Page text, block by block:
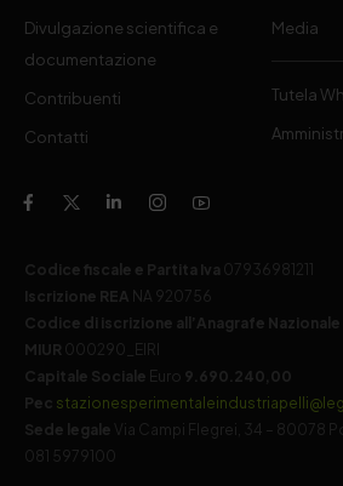
Divulgazione scientifica e
documentazione
Contribuenti
Contatti
Media
Tutela
Codice fiscale e Partita Iva 07936981211
Iscrizione REA NA 920756
Codice di iscrizione all’Anagrafe
MIUR 000290_EIRI
Capitale Sociale Euro 9.690.240,00
Pec
Sede legale
Via Campi Flegrei, 34 – 80078
081 5979100